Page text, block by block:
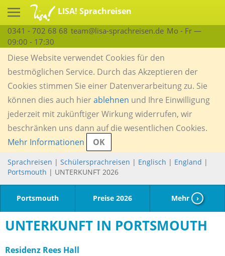
LISA! Sprachreisen
0341 - 702 68 68 team@lisa-sprachreisen.de Mo - Fr —
09:00 - 17:30
Diese Website verwendet Cookies für den
bestmöglichen Service. Durch das Akzeptieren der
Cookies stimmen Sie einer Datenverarbeitung zu. Sie
können dies auch hierablehnen und Ihre Einwilligung
jederzeit mit zukünftiger Wirkung widerrufen, wir
beschränken uns dann auf die wesentlichen Cookies.
Mehr Informationen
OK
Sprachreisen | Schülersprachreisen | Englisch | England |
Portsmouth | UNTERKUNFT 2026
Portsmouth Preise 2026 Mehr ›
UNTERKUNFT IN PORTSMOUTH
Residenz Rees Hall